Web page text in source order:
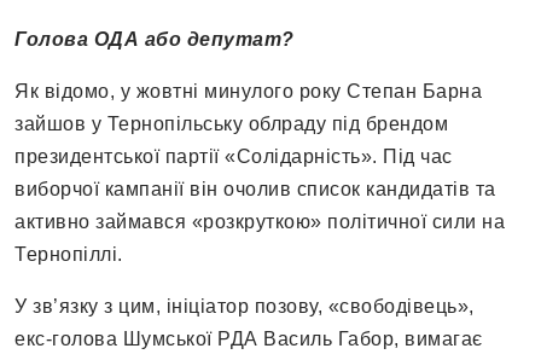
Голова ОДА або депутат?
Як відомо, у жовтні минулого року Степан Барна
зайшов у Тернопільську облраду під брендом
президентської партії «Солідарність». Під час
виборчої кампанії він очолив список кандидатів та
активно займався «розкруткою» політичної сили на
Тернопіллі.
У зв’язку з цим, ініціатор позову, «свободівець»,
екс-голова Шумської РДА Василь Габор, вимагає